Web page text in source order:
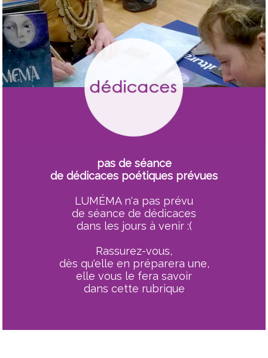
pas de séance
de dédicaces poétiques prévues
LUMÉMA n'a pas prévu
de séance de dédicaces
dans les jours à venir :(
Rassurez-vous,
dès qu'elle en préparera une,
elle vous le fera savoir
dans cette rubrique